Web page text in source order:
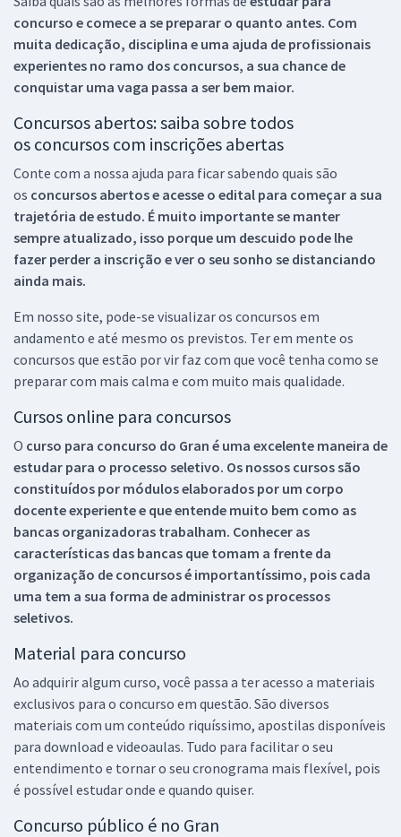
concurso e comece a se preparar o quanto antes. Com
muita dedicação, disciplina e uma ajuda de profissionais
experientes no ramo dos concursos, a sua chance de
conquistar uma vaga passa a ser bem maior.
Concursos abertos: saiba sobre todos
os concursos com inscrições abertas
Conte com a nossa ajuda para ficar sabendo quais são
os concursos abertos e acesse o edital para começar a sua
trajetória de estudo. É muito importante se manter
sempre atualizado, isso porque um descuido pode lhe
fazer perder a inscrição e ver o seu sonho se distanciando
ainda mais.
Em nosso site, pode-se visualizar os concursos em
andamento e até mesmo os previstos. Ter em mente os
concursos que estão por vir faz com que você tenha como se
preparar com mais calma e com muito mais qualidade.
Cursos online para concursos
O curso para concurso do Gran é uma excelente maneira de
estudar para o processo seletivo. Os nossos cursos são
constituídos por módulos elaborados por um corpo
docente experiente e que entende muito bem como as
bancas organizadoras trabalham. Conhecer as
características das bancas que tomam a frente da
organização de concursos é importantíssimo, pois cada
uma tem a sua forma de administrar os processos
seletivos.
Material para concurso
Ao adquirir algum curso, você passa a ter acesso a materiais
exclusivos para o concurso em questão. São diversos
materiais com um conteúdo riquíssimo, apostilas disponíveis
para download e videoaulas. Tudo para facilitar o seu
entendimento e tornar o seu cronograma mais flexível, pois
é possível estudar onde e quando quiser.
Concurso público é no Gran